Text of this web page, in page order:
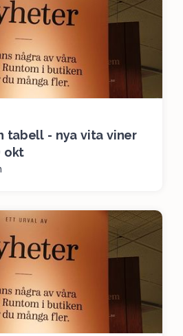
tabell - nya vita viner
okt